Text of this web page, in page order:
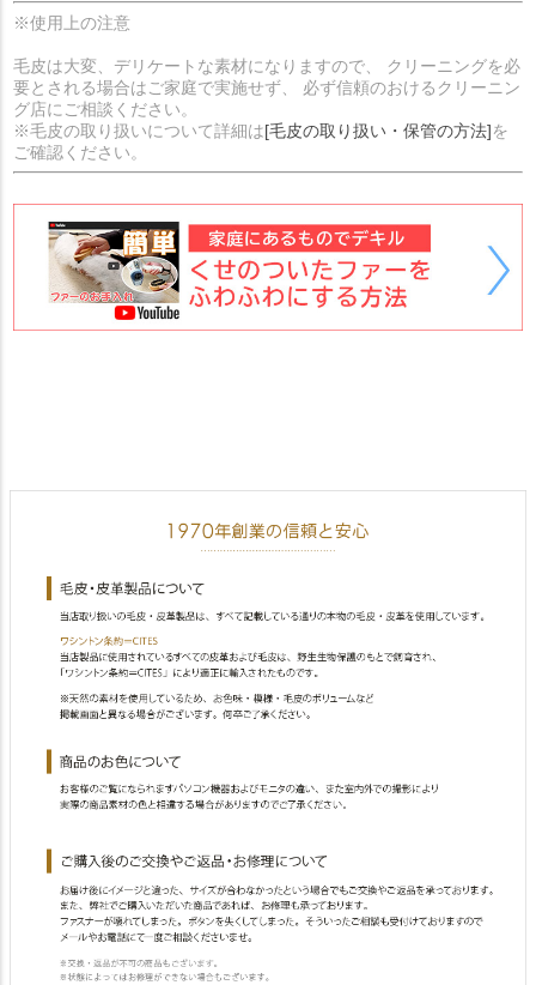
※使用上の注意
毛皮は大変、デリケートな素材になりますので、 クリーニングを必
要とされる場合はご家庭で実施せず、 必ず信頼のおけるクリーニン
グ店にご相談ください。
※毛皮の取り扱いについて詳細は[毛皮の取り扱い・保管の方法]を
ご確認ください。